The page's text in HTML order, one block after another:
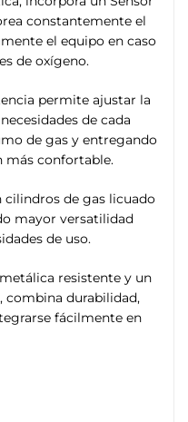
constantemente el
el equipo en caso
de oxígeno.
permite ajustar la
de cada
de gas y entregando
más confortable.
cilindros de gas licuado
mayor versatilidad
de uso.
resistente y un
combina durabilidad,
fácilmente en